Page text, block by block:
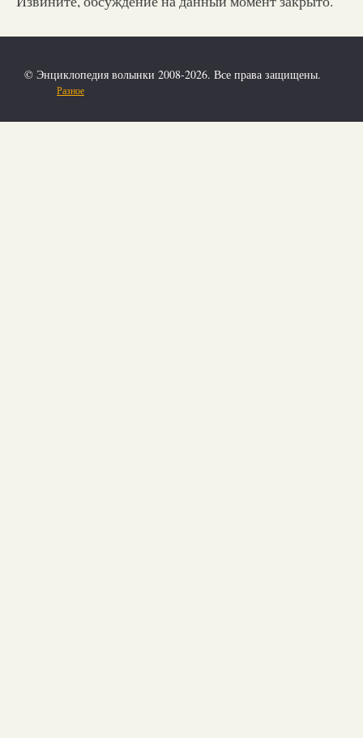
© Энциклопедия волынки 2008-2026. Все права защищены.
Разное